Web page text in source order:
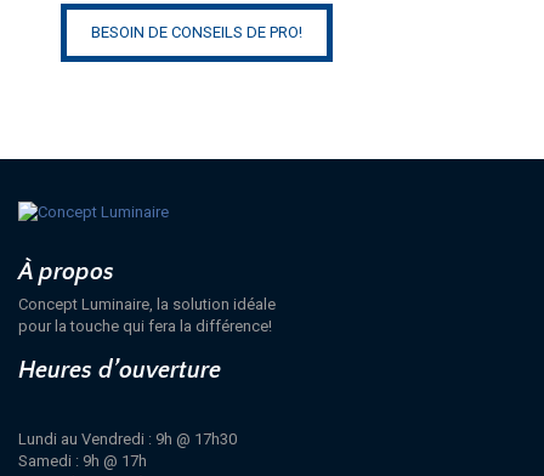
BESOIN DE CONSEILS DE PRO!
À propos
Concept Luminaire, la solution idéale
pour la touche qui fera la différence!
Heures d’ouverture
Lundi au Vendredi : 9h @ 17h30
Samedi : 9h @ 17h